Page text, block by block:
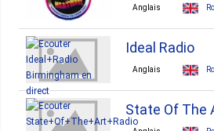
Anglais
Ideal Radio
Anglais
State Of The